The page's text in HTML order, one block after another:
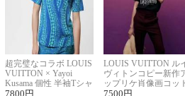
超完璧なコラボ LOUIS
VUITTON × Yayoi
Kusama 個性 半袖Tシャ
ツコピー男女兼用
7800 円
LOUIS VUITTON ル
ヴィトンコピー新作
ップリケ肖像画コッ
ンニット半袖Tシャツ
7500 円